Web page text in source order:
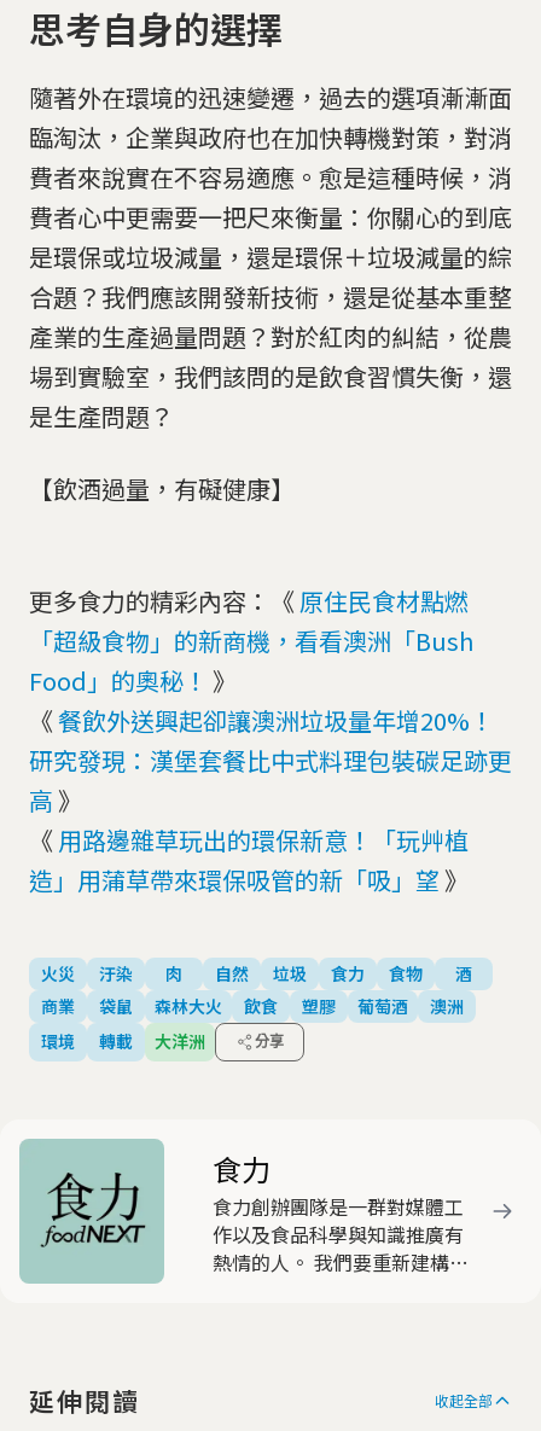
思考自身的選擇
隨著外在環境的迅速變遷，過去的選項漸漸面
臨淘汰，企業與政府也在加快轉機對策，對消
費者來說實在不容易適應。愈是這種時候，消
費者心中更需要一把尺來衡量：你關心的到底
是環保或垃圾減量，還是環保＋垃圾減量的綜
合題？我們應該開發新技術，還是從基本重整
產業的生產過量問題？對於紅肉的糾結，從農
場到實驗室，我們該問的是飲食習慣失衡，還
是生產問題？
【飲酒過量，有礙健康】
更多食力的精彩內容：《 原住民食材點燃
「超級食物」的新商機，看看澳洲「Bush
Food」的奧秘！ 》
《餐飲外送興起卻讓澳洲垃圾量年增20%！
研究發現：漢堡套餐比中式料理包裝碳足跡更
高 》
《 用路邊雜草玩出的環保新意！「玩艸植
造」用蒲草帶來環保吸管的新「吸」望 》
火災 汙染 肉 自然 垃圾 食力 食物
酒
商業
袋鼠 森林大火 飲食 塑膠 葡萄酒
澳洲
環境
轉載 大洋洲 分享
食力
食力創辦團隊是一群對媒體工
作以及食品科學與知識推廣有
熱情的人。 我們要重新建構民
眾，讓「事實」能真正被看
延伸閱讀 收起全部